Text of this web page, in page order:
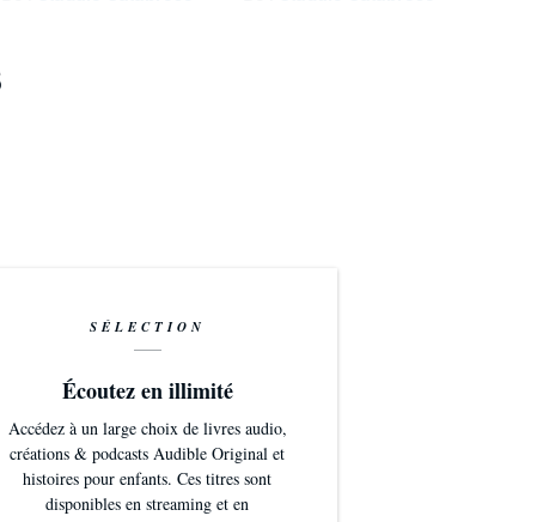
SÉLECTION
Écoutez en illimité
Accédez à un large choix de livres audio,
créations & podcasts Audible Original et
histoires pour enfants. Ces titres sont
disponibles en streaming et en